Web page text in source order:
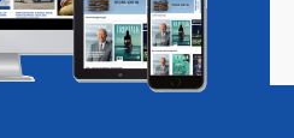
Vacatures